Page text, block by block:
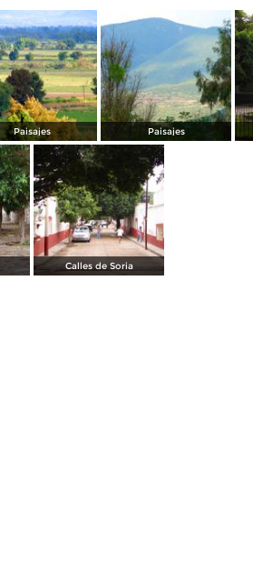
Paisajes Paisajes
Calles de Soria